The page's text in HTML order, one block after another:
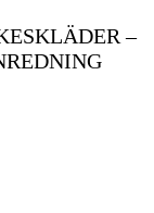
–